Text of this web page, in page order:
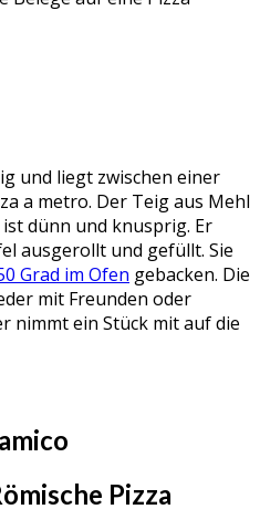
und liegt zwischen einer
a metro. Der Teig aus Mehl
dünn und knusprig. Er
ausgerollt und gefüllt. Sie
Grad im Ofen gebacken. Die
mit Freunden oder
nimmt ein Stück mit auf die
Pizza